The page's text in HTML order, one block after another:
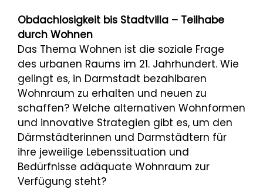
Obdachlosigkeit bis Stadtvilla – Teilhabe
durch Wohnen
Das Thema Wohnen ist die soziale Frage
des urbanen Raums im 21. Jahrhundert. Wie
gelingt es, in Darmstadt bezahlbaren
Wohnraum zu erhalten und neuen zu
schaffen? Welche alternativen Wohnformen
und innovative Strategien gibt es, um den
Därmstädterinnen und Darmstädtern für
ihre jeweilige Lebenssituation und
Bedürfnisse adäquate Wohnraum zur
Verfügung steht?